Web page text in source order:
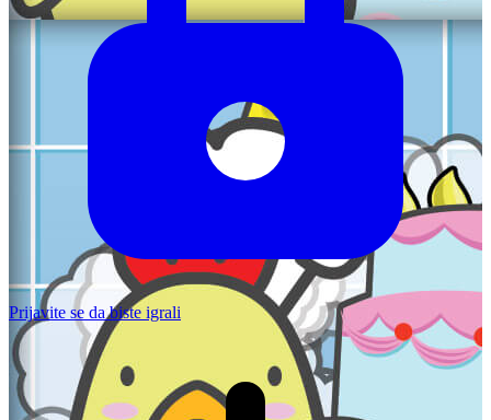
Prijavite se da biste igrali